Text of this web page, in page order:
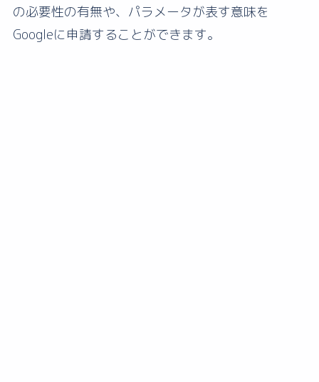
の必要性の有無や、パラメータが表す意味を
Googleに申請することができます。